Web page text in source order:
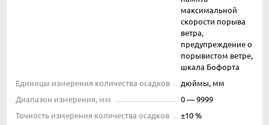
максимальной
скорости порыва
ветра,
предупреждение о
порывистом ветре,
шкала Бофорта
Единицы измерения количества осадков
дюймы, мм
Диапазон измерения, мм
0 — 9999
Точность измерения количества осадков
±10 %